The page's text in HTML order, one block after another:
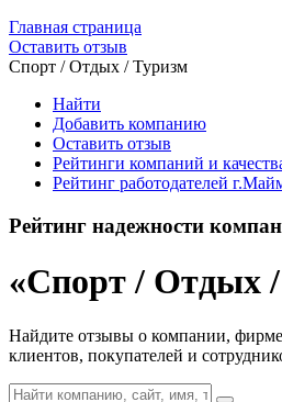
Главная страница
Оставить отзыв
Спорт / Отдых / Туризм
Найти
Добавить компанию
Оставить отзыв
Рейтинги компаний и
Рейтинг работодателей
Рейтинг надежности
«Спорт / Отдых
Найдите отзывы о компании,
клиентов, покупателей и